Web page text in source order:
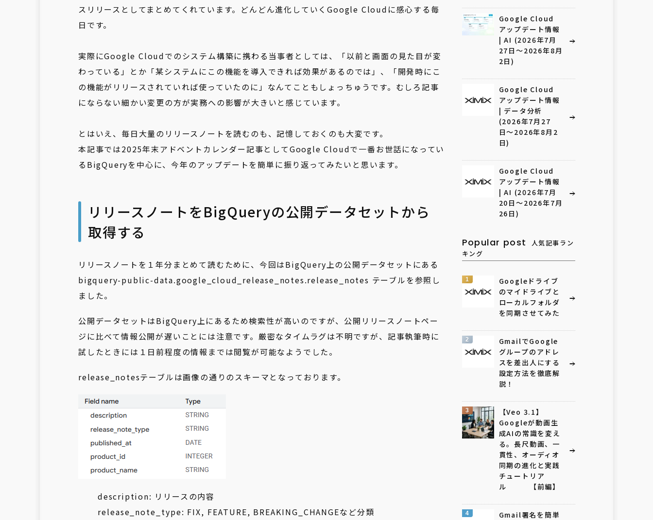
スリリースとしてまとめてくれています。どんどん進化していくGoogle Cloudに感心する毎
日です。
実際にGoogle Cloudでのシステム構築に携わる当事者としては、「以前と画面の見た目が変
わっている」とか「某システムにこの機能を導入できれば効果があるのでは」、「開発時にこ
の機能がリリースされていれば使っていたのに」なんてこともしょっちゅうです。むしろ記事
にならない細かい変更の方が実務への影響が大きいと感じています。
とはいえ、毎日大量のリリースノートを読むのも、記憶しておくのも大変です。
本記事では2025年末アドベントカレンダー記事としてGoogle Cloudで一番お世話になってい
るBigQueryを中心に、今年のアップデートを簡単に振り返ってみたいと思います。
リリースノートをBigQueryの公開データセットから
取得する
リリースノートを１年分まとめて読むために、今回はBigQuery上の公開データセットにある
bigquery-public-data.google_cloud_release_notes.release_notes テーブルを参照し
ました。
公開データセットはBigQuery上にあるため検索性が高いのですが、公開リリースノートペー
ジに比べて情報公開が遅いことには注意です。厳密なタイムラグは不明ですが、記事執筆時に
試したときには１日前程度の情報までは閲覧が可能なようでした。
release_notesテーブルは画像の通りのスキーマとなっております。
description: リリースの内容
release_note_type: FIX, FEATURE, BREAKING_CHANGEなど分類
Google Cloud
アップデート情報
| AI (2026年7月
27日〜2026年8月
2日)
Google Cloud
アップデート情報
| データ分析
(2026年7月27
日〜2026年8月2
日)
Google Cloud
アップデート情報
| AI (2026年7月
20日〜2026年7月
26日)
Popular post
人気記事ラン
キング
1
Googleドライブ
のマイドライブと
ローカルフォルダ
を同期させてみた
2
GmailでGoogle
グループのアドレ
スを差出人にする
設定方法を徹底解
説！
3
【Veo 3.1】
Googleが動画生
成AIの常識を変え
る。長尺動画、一
貫性、オーディオ
同期の進化と実践
チュートリア
ル 【前編】
4
Gmail署名を簡単